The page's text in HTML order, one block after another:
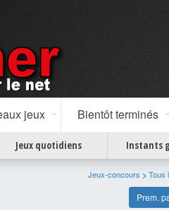
jeux Bientôt terminés
Jeux quotidiens Instants
Jeux-concours > Tous
Prem.